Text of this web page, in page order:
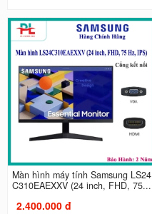
Màn hình máy tính Samsung LS24
C310EAEXXV (24 inch, FHD, 75...
2.400.000 đ